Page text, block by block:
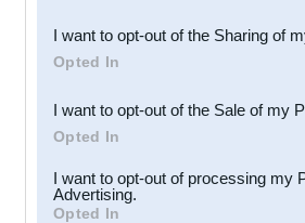
Downstream Participants
third parties.
I want to opt-out of the Sharing of
Opted In
I want to opt-out of the Sale of my
Opted In
I want to opt-out of processing my
Advertising.
Opted In